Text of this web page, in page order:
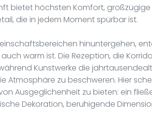
bietet höchsten Komfort,
die in jedem Moment spürbar ist.
hinuntergehen,
warm ist. Die Rezeption, die
Kunstwerke die
Atmosphäre zu beschweren. Hier
Ausgeglichenheit zu bieten: ein
Dekoration, beruhigende